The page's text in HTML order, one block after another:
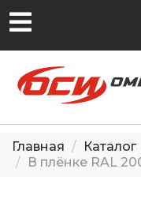
Главная Каталог
В плёнке RAL